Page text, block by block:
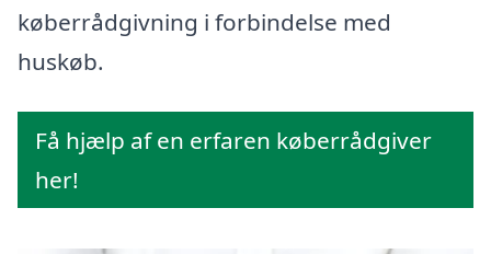
køberrådgivning i forbindelse med
huskøb.
Få hjælp af en erfaren køberrådgiver
her!